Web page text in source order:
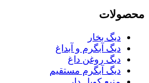
محصولات
دیگ بخار
دیگ آبگرم و آبداغ
دیگ روغن داغ
دیگ آبگرم مستقیم